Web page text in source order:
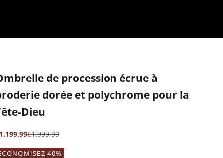
de procession écrue à
dorée et polychrome pour la
Dieu
de ventePrix normal
€1.999,99
40%